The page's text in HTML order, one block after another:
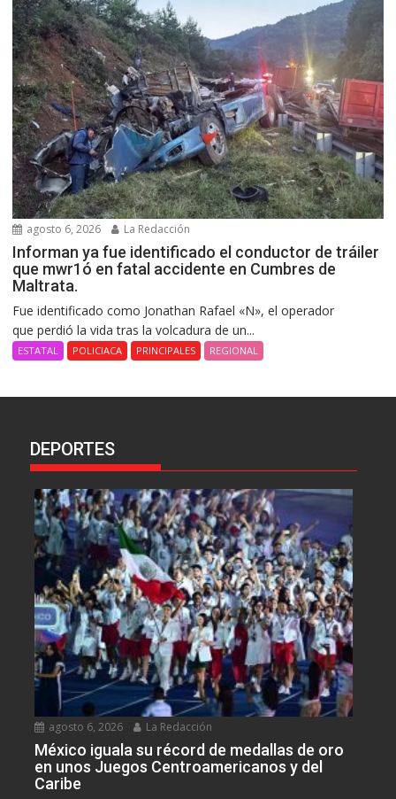
agosto 6, 2026 La Redacción
Informan ya fue identificado el conductor de tráiler
que mwr1ó en fatal accidente en Cumbres de
Maltrata.
Fue identificado como Jonathan Rafael «N», el operador
que perdió la vida tras la volcadura de un...
ESTATAL POLICIACA PRINCIPALES REGIONAL
DEPORTES
agosto 6, 2026 La Redacción
México iguala su récord de medallas de oro
en unos Juegos Centroamericanos y del
Caribe